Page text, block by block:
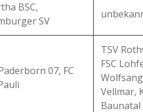
BSC,
SV
07, FC
TSV
FSC
Vellmar,
Baunatal